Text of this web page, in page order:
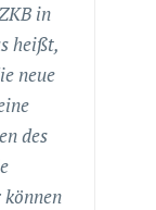
in
heißt,
neue
des